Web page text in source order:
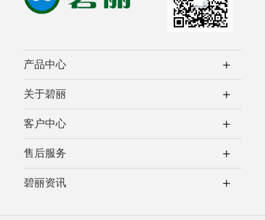
产品中心
关于碧丽
客户中心
售后服务
碧丽资讯